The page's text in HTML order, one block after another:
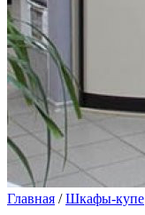
Главная /Шкафы-купе